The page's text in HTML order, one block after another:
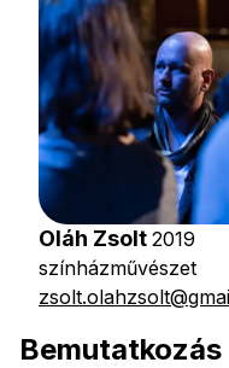
Oláh Zsolt 2019
színházművészet
Bemutatkozás